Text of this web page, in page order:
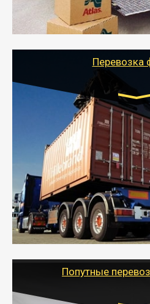
качественно организует
службы или работы с
оформлением документов,
Перевозка
Еврофура Тент
от 10 000 руб.
- Доставка фурой до 20 т
объемов грузов,
паллеты и россыпью в
России с гарантией полной
- Тайгер Логистик
грузоперевозкам для
Попутные